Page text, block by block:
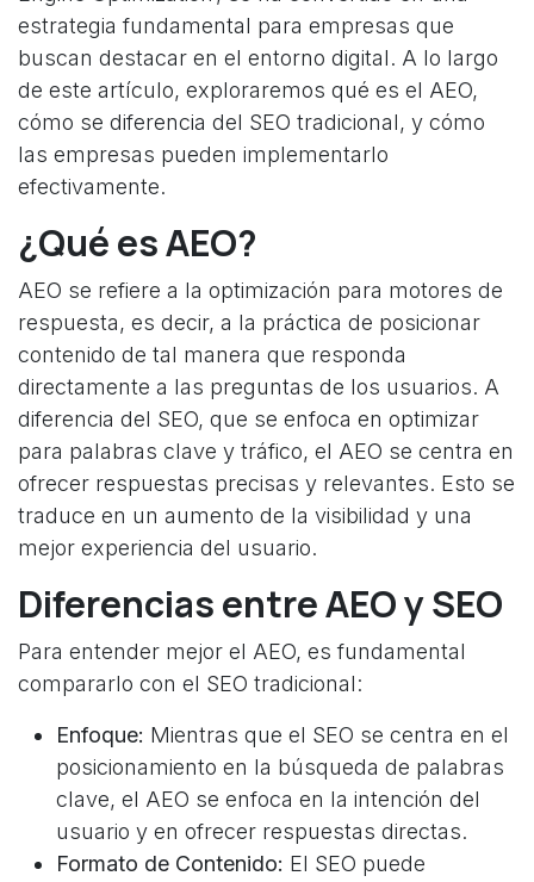
estrategia fundamental para empresas que
buscan destacar en el entorno digital. A lo largo
de este artículo, exploraremos qué es el AEO,
cómo se diferencia del SEO tradicional, y cómo
las empresas pueden implementarlo
efectivamente.
¿Qué es AEO?
AEO se refiere a la optimización para motores de
respuesta, es decir, a la práctica de posicionar
contenido de tal manera que responda
directamente a las preguntas de los usuarios. A
diferencia del SEO, que se enfoca en optimizar
para palabras clave y tráfico, el AEO se centra en
ofrecer respuestas precisas y relevantes. Esto se
traduce en un aumento de la visibilidad y una
mejor experiencia del usuario.
Diferencias entre AEO y SEO
Para entender mejor el AEO, es fundamental
compararlo con el SEO tradicional:
Enfoque: Mientras que el SEO se centra en el
posicionamiento en la búsqueda de palabras
clave, el AEO se enfoca en la intención del
usuario y en ofrecer respuestas directas.
Formato de Contenido: El SEO puede